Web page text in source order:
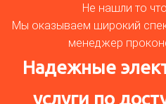
Не нашли то
Мы оказываем широкий
менеджер
Надежные
услуги по